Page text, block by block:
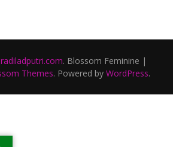
. Blossom Feminine |
Themes. Powered by WordPress.